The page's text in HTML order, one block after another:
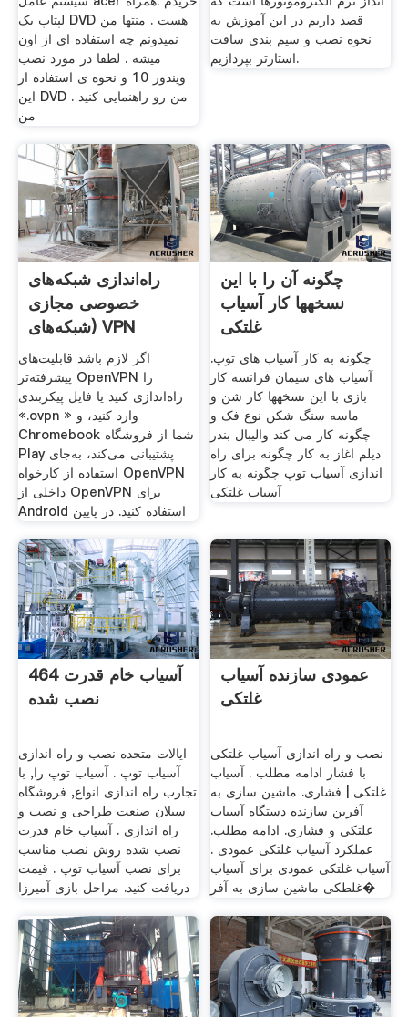
لپتاپ یک DVD هست . منتها من
نمیدونم چه استفاده ای از اون
میشه . لطفا در مورد نصب
ویندوز 10 و نحوه ی استفاده از
این DVD من رو راهنمایی کنید .
من
قصد داریم در این آموزش به
نحوه نصب و سیم بندی سافت
استارتر بپردازیم.
راه‌اندازی شبکه‌های
خصوصی مجازی
(شبکه‌های VPN
اگر لازم باشد قابلیت‌های
پیشرفته‌تر OpenVPN را
راه‌اندازی کنید یا فایل پیکربندی
«‎.ovpn » وارد کنید، و
Chromebook شما از فروشگاه
Play پشتیبانی می‌کند، به‌جای
استفاده از کارخواه OpenVPN
داخلی از OpenVPN برای
Android استفاده کنید. در پایین
چگونه آن را با این
نسخهها کار آسیاب
غلتکی
چگونه به کار آسیاب های توپ.
آسیاب های سیمان فرانسه کار
بازی با این نسخهها کار شن و
ماسه سنگ شکن نوع فک و
چگونه کار می کند والیبال بندر
دیلم اغاز به کار چگونه برای راه
اندازی آسیاب توپ چگونه به کار
آسیاب غلتکی
464 آسیاب خام قدرت
نصب شده
ایالات متحده نصب و راه اندازی
آسیاب توپ . آسیاب توپ را, با
تجارب راه اندازی انواع, فروشگاه
سبلان صنعت طراحی و نصب و
راه اندازی . آسیاب خام قدرت
نصب شده روش نصب مناسب
برای نصب آسیاب توپ . قیمت
دریافت کنید. مراحل بازی آمیرزا
عمودی سازنده آسیاب
غلتکی
نصب و راه اندازی آسیاب غلتکی
با فشار ادامه مطلب . آسیاب
غلتکی | فشاری. ماشین سازی به
آفرین سازنده دستگاه آسیاب
غلتکی و فشاری. ادامه مطلب.
عملکرد آسیاب غلتکی عمودی .
آسیاب غلتکی عمودی برای آسیاب
غلطکی ماشین سازی به آفر�